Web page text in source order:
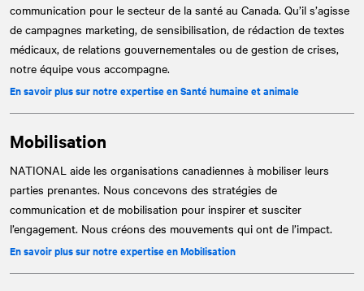
communication pour le secteur de la santé au Canada. Qu’il s’agisse
de campagnes marketing, de sensibilisation, de rédaction de textes
médicaux, de relations gouvernementales ou de gestion de crises,
notre équipe vous accompagne.
En savoir plus sur notre expertise en Santé humaine et animale
Mobilisation
NATIONAL aide les organisations canadiennes à mobiliser leurs
parties prenantes. Nous concevons des stratégies de
communication et de mobilisation pour inspirer et susciter
l’engagement. Nous créons des mouvements qui ont de l’impact.
En savoir plus sur notre expertise en Mobilisation